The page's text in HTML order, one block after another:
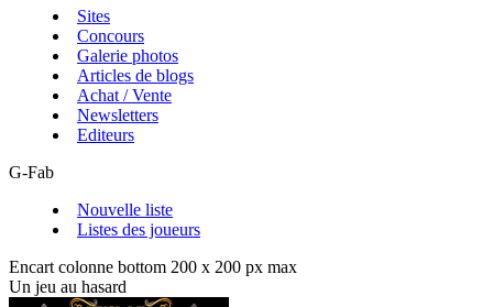
Sites
Concours
Galerie photos
Articles de blogs
Achat / Vente
Newsletters
Editeurs
G-Fab
Nouvelle liste
Listes des joueurs
Encart colonne bottom 200 x 200 px max
Un jeu au hasard